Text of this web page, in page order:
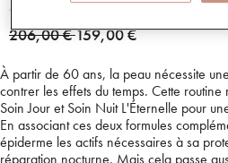
99921
Price reduced from
206,00 €to
159,00 €
À partir de 60 ans, la peau nécessite
contrer les effets du temps. Cette
Soin Jour et Soin Nuit L'Éternelle pour
En associant ces deux formules
épiderme les actifs nécessaires à sa
réparation nocturne. Mais cela passe